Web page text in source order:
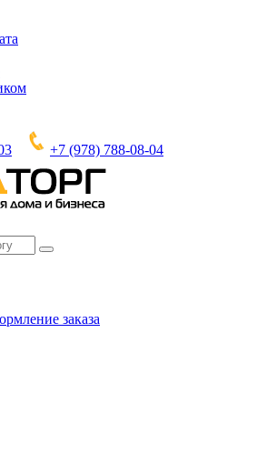
+7 (978) 788-08-04
заказа